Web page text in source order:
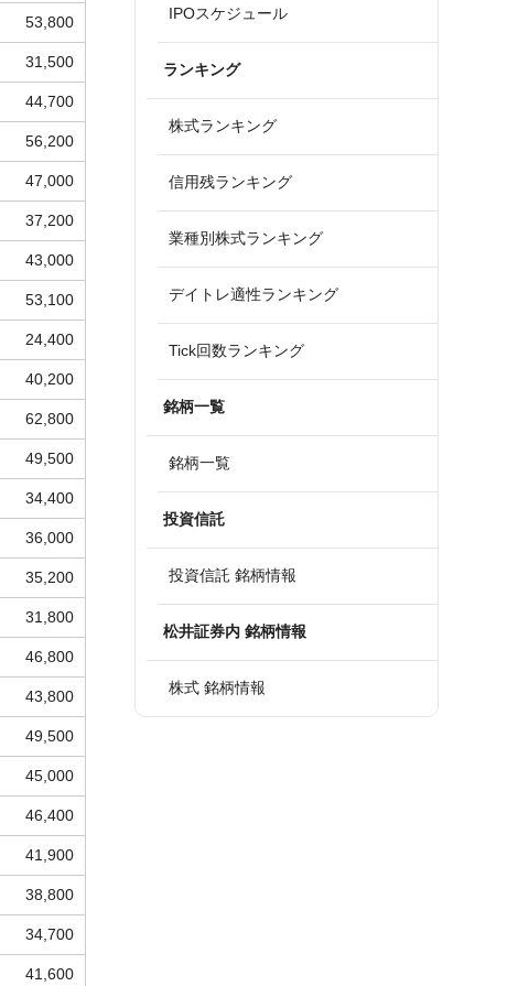
53,800
31,500
44,700
56,200
47,000
37,200
43,000
53,100
24,400
40,200
62,800
49,500
34,400
36,000
35,200
31,800
46,800
43,800
49,500
45,000
46,400
41,900
38,800
34,700
41,600
IPOスケジュール
ランキング
株式ランキング
信用残ランキング
業種別株式ランキング
デイトレ適性ランキング
Tick回数ランキング
銘柄一覧
銘柄一覧
投資信託
投資信託 銘柄情報
松井証券内 銘柄情報
株式 銘柄情報